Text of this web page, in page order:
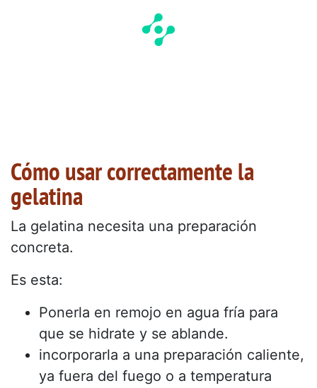
Cómo usar correctamente la
gelatina
La gelatina necesita una preparación
concreta.
Es esta:
Ponerla en remojo en agua fría para
que se hidrate y se ablande.
incorporarla a una preparación caliente,
ya fuera del fuego o a temperatura